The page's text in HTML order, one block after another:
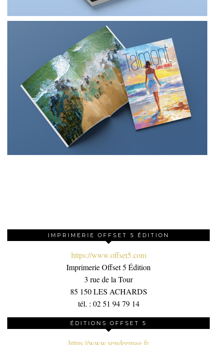
IMPRIMERIE OFFSET 5 ÉDITION
https://www.offset5.com
Imprimerie Offset 5 Édition
3 rue de la Tour
85 150 LES ACHARDS
tél. : 02 51 94 79 14
ÉDITIONS OFFSET 5
https://www.vendeemag.fr